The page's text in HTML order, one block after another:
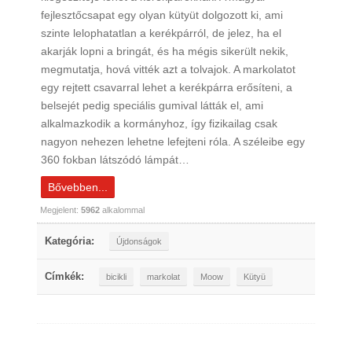
fejlesztőcsapat egy olyan kütyüt dolgozott ki, ami
szinte lelophatatlan a kerékpárról, de jelez, ha el
akarják lopni a bringát, és ha mégis sikerült nekik,
megmutatja, hová vitték azt a tolvajok. A markolatot
egy rejtett csavarral lehet a kerékpárra erősíteni, a
belsejét pedig speciális gumival látták el, ami
alkalmazkodik a kormányhoz, így fizikailag csak
nagyon nehezen lehetne lefejteni róla. A széleibe egy
360 fokban látszódó lámpát…
Bővebben...
Megjelent: 5962alkalommal
Kategória: Újdonságok
Címkék: bicikli markolat Moow Kütyü